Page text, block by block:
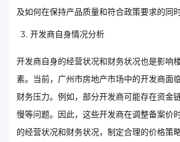
及如何在保持产品质量和符合政策要求的同
开发商自身情况分析
开发商自身的经营状况和财务状况也是影响
素。当前，广州市房地产市场中的开发商面
财务压力。例如，部分开发商可能存在资金
慢等问题。因此，这些开发商在调整备案价
的经营状况和财务状况，制定合理的价格策